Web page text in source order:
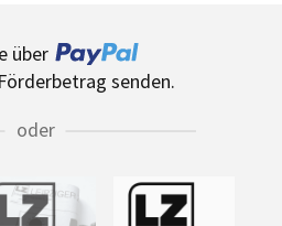
über
senden.
oder